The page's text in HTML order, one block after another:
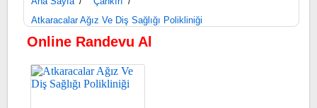
Atkaracalar Ağız Ve Diş Sağlığı Polikliniği
Online Randevu Al